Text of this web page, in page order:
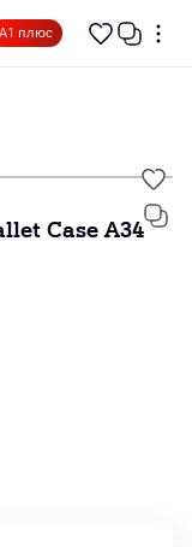
А1 плюс
Case A34